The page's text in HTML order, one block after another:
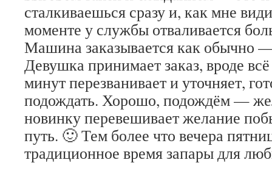
сталкиваешься сразу и, как мне
моменте у службы отваливается
Машина заказывается как обычно
Девушка принимает заказ, вроде
минут перезванивает и уточняет,
подождать. Хорошо, подождём —
новинку перевешивает желание
путь. 🙂 Тем более что вечера
традиционное время запары для